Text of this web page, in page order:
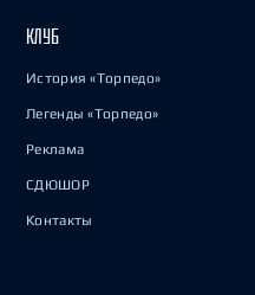
КЛУБ
История «Торпедо»
Легенды «Торпедо»
Реклама
СДЮШОР
Контакты